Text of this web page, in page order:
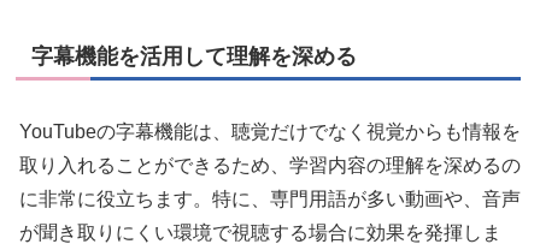
字幕機能を活用して理解を深める
YouTubeの字幕機能は、聴覚だけでなく視覚からも情報を
取り入れることができるため、学習内容の理解を深めるの
に非常に役立ちます。特に、専門用語が多い動画や、音声
が聞き取りにくい環境で視聴する場合に効果を発揮しま